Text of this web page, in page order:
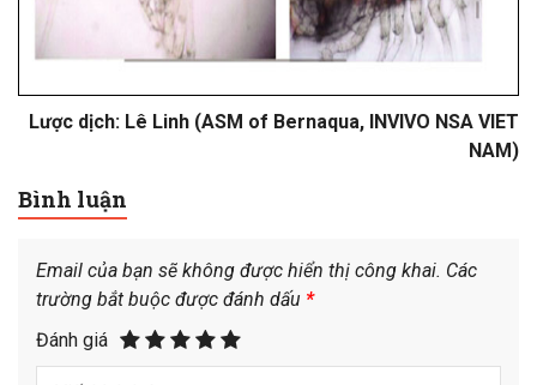
Lược dịch: Lê Linh (ASM of Bernaqua, INVIVO NSA VIET
NAM)
Bình luận
Email của bạn sẽ không được hiển thị công khai. Các
trường bắt buộc được đánh dấu *
Đánh giá